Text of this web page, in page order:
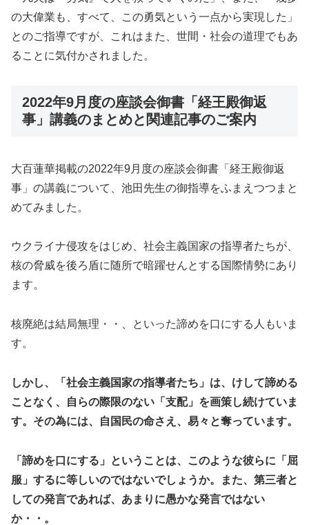
の大偉業も、すべて、この勇気という一点から実現した」
とのご指導ですが、これはまた、世間・社会の道理でもあ
ることに気付かされました。
2022年9月度の座談会御書「経王殿御返
事」講義のまとめと関連記事のご案内
大百蓮華掲載の2022年9月度の座談会御書「経王殿御返
事」の講義について、池田先生の御指導をふまえつつまと
めてみました。
ウクライナ侵攻をはじめ、社会主義国家の指導者たちが、
核の脅威を後ろ盾に随所で暗躍せんとする国際情勢にあり
ます。
核廃絶は結局無理・・、といった諦めを口にする人もいま
す。
しかし、「社会主義国家の指導者たち」は、けして諦める
ことなく、自らの際限のない「支配」を画策し続けていま
す。その為には、自国民の命さえ、易々と奪っています。
「諦めを口にする」ということは、このような彼らに「屈
服」するに等しいのではないでしょうか。また、第三者と
しての発言であれば、あまりに愚かな発言ではない
か・・。